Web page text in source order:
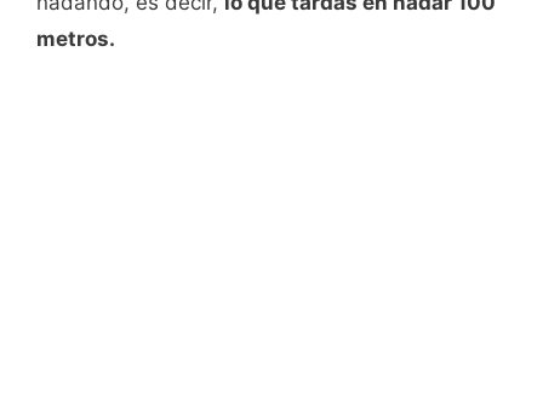
metros.